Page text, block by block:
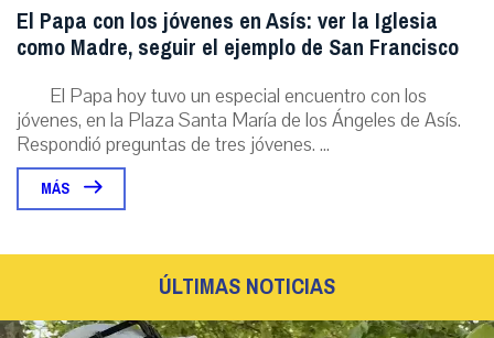
El Papa con los jóvenes en Asís: ver la Iglesia
como Madre, seguir el ejemplo de San Francisco
El Papa hoy tuvo un especial encuentro con los
jóvenes, en la Plaza Santa María de los Ángeles de Asís.
Respondió preguntas de tres jóvenes. ...
MÁS
ÚLTIMAS NOTICIAS